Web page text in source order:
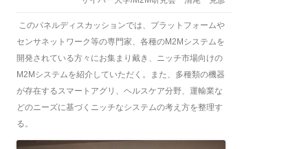
このパネルディスカッションでは、プラットフォームや
センサネットワーク等の専門家、各種のM2Mシステムを
開発されている方々にお集まり戴き、ニッチ市場向けの
M2Mシステムを紹介していただく。また、多種類の機器
が存在するスマートアグリ、ヘルスケア分野、運輸業な
どのニーズに基づくニッチなシステムの考え方を整理す
る。